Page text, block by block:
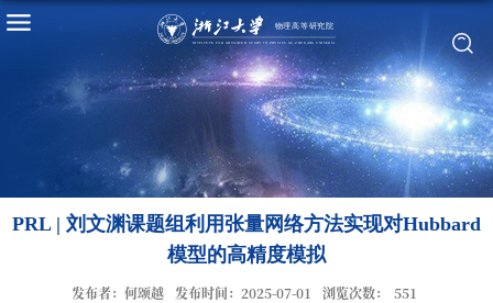
PRL | 刘文渊课题组利用张量网络方法实现对Hubbard
模型的高精度模拟
发布者：何颂越 发布时间：2025-07-01 浏览次数： 551